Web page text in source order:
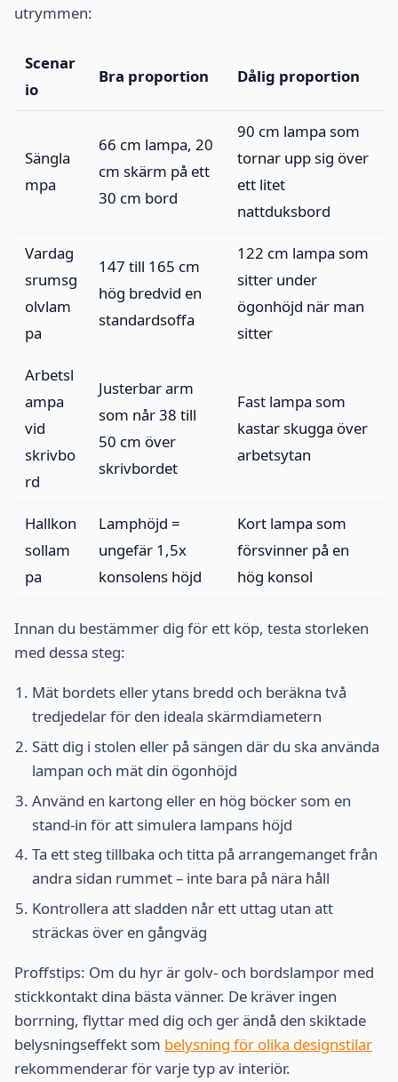
utrymmen:
Scenar
io
Bra proportion Dålig proportion
Sängla
mpa
66 cm lampa, 20
cm skärm på ett
30 cm bord
90 cm lampa som
tornar upp sig över
ett litet
nattduksbord
Vardag
srumsg
olvlam
pa
147 till 165 cm
hög bredvid en
standardsoffa
122 cm lampa som
sitter under
ögonhöjd när man
sitter
Arbetsl
ampa
vid
skrivbo
rd
Justerbar arm
som når 38 till
50 cm över
skrivbordet
Fast lampa som
kastar skugga över
arbetsytan
Hallkon
sollam
pa
Lamphöjd =
ungefär 1,5x
konsolens höjd
Kort lampa som
försvinner på en
hög konsol
Innan du bestämmer dig för ett köp, testa storleken
med dessa steg:
Mät bordets eller ytans bredd och beräkna två
tredjedelar för den ideala skärmdiametern
Sätt dig i stolen eller på sängen där du ska använda
lampan och mät din ögonhöjd
Använd en kartong eller en hög böcker som en
stand-in för att simulera lampans höjd
Ta ett steg tillbaka och titta på arrangemanget från
andra sidan rummet – inte bara på nära håll
Kontrollera att sladden når ett uttag utan att
sträckas över en gångväg
Proffstips: Om du hyr är golv- och bordslampor med
stickkontakt dina bästa vänner. De kräver ingen
borrning, flyttar med dig och ger ändå den skiktade
belysningseffekt som belysning för olika designstilar
rekommenderar för varje typ av interiör.